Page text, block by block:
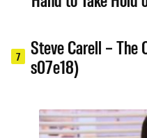
7
Steve Carell – The
s07e18)